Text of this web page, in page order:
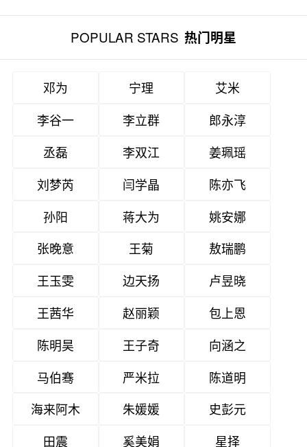
POPULAR STARS 热门明星
邓为 宁理
艾米
李谷一
李立群
郎永淳
丞磊
李双江
姜珮瑶
刘梦芮
闫学晶
陈亦飞
孙阳
蒋大为
姚安娜
张晚意
王菊
敖瑞鹏
王玉雯
边天扬
卢昱晓
王茜华
赵丽颖
包上恩
陈明昊
王子奇
向涵之
马伯骞
严米拉
陈道明
海来阿木
朱媛媛
史彭元
田震
奚美娟 星择